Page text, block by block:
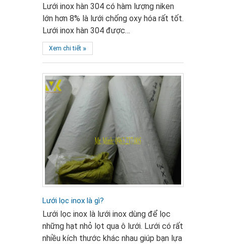
Lưới inox hàn 304 có hàm lượng niken
lớn hơn 8% là lưới chống oxy hóa rất tốt.
Lưới inox hàn 304 được…
Xem chi tiết »
Lưới lọc inox là gì?
Lưới lọc inox là lưới inox dùng để lọc
những hạt nhỏ lọt qua ô lưới. Lưới có rất
nhiều kích thước khác nhau giúp bạn lựa